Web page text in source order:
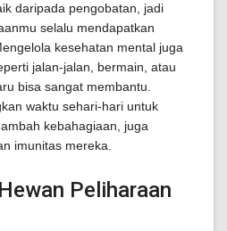
daripada pengobatan, jadi
selalu mendapatkan
kesehatan mental juga
jalan-jalan, bermain, atau
bisa sangat membantu.
waktu sehari-hari untuk
kebahagiaan, juga
imunitas mereka.
Peliharaan